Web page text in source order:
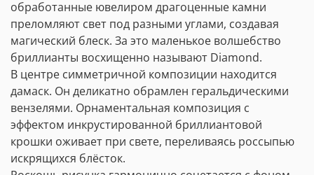
обработанные ювелиром драгоценные камни
преломляют свет под разными углами, создавая
магический блеск. За это маленькое волшебство
бриллианты восхищенно называют Diamond.
В центре симметричной композиции находится
дамаск. Он деликатно обрамлен геральдическими
вензелями. Орнаментальная композиция с
эффектом инкрустированной бриллиантовой
крошки оживает при свете, переливаясь россыпью
искрящихся блёсток.